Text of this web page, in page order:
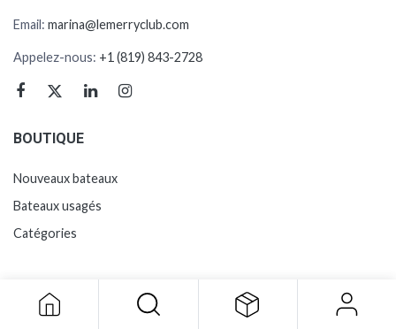
Email: marina@lemerryclub.com
Appelez-nous: +1 (819) 843-2728
BOUTIQUE
Nouveaux bateaux
Bateaux usagés
Catégories
SERVICES